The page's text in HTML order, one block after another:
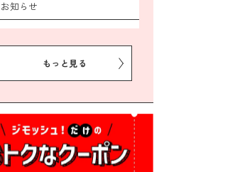
お知らせ
ン作戦参加者募集
対抗「福岡駅伝」出場選手募
集！
もっと見る